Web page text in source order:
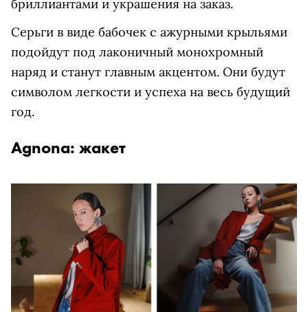
бриллиантами и украшения на заказ.
Серьги в виде бабочек с ажурными крыльями
подойдут под лаконичный монохромный
наряд и станут главным акцентом. Они будут
символом легкости и успеха на весь будущий
год.
Agnona: жакет